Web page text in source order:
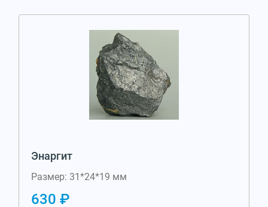
Энаргит
Размер: 31*24*19 мм
630 ₽